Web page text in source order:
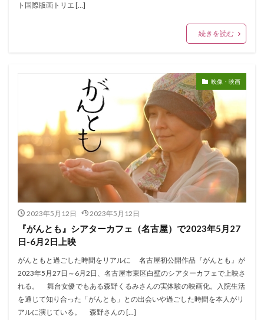
ト国際版画トリエ […]
続きを読む
映像・映画
2023年5月12日 2023年5月12日
『がんとも』シアターカフェ（名古屋）で2023年5月27
日-6月2日上映
がんともと過ごした時間をリアルに 名古屋初公開作品『がんとも』が
2023年5月27日～6月2日、名古屋市東区白壁のシアターカフェで上映さ
れる。 舞台女優でもある森野くるみさんの実体験の映画化。入院生活
を通じて知り合った「がんとも」との出会いや過ごした時間を本人がリ
アルに演じている。 森野さんの […]